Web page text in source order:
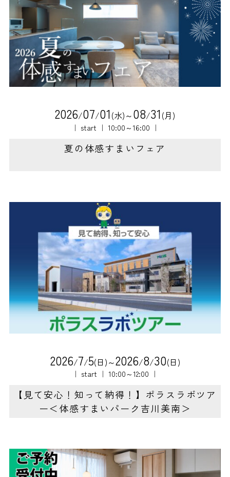
2026/07/01(水)～08/31(月)
｜ start ｜ 10:00～16:00 ｜
夏の体感すまいフェア
2026/7/5(日)～2026/8/30(日)
｜ start ｜ 10:00～12:00 ｜
【見て安心！知って納得！】ポラスラボツア
ー＜体感すまいパーク吉川美南＞